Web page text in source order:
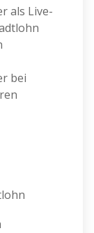
als Live-
bei